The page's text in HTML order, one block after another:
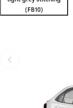
(FB10)
Мурунку бетке өтүү